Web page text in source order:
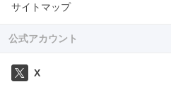
サイトマップ
公式アカウント
X